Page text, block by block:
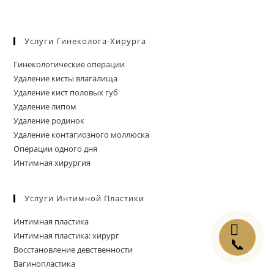
Услуги Гинеколога-Хирурга
Гинекологические операции
Удаление кисты влагалища
Удаление кист половых губ
Удаление липом
Удаление родинок
Удаление контагиозного моллюска
Операции одного дня
Интимная хирургия
Услуги Интимной Пластики
Интимная пластика
Интимная пластика: хирург
Восстановление девственности
Вагинопластика
✉